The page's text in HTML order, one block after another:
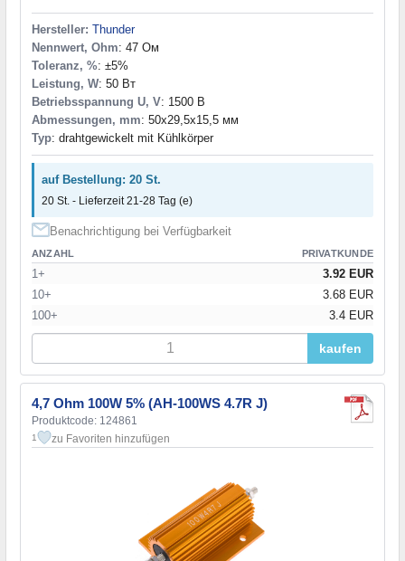
Hersteller: Thunder
Nennwert, Ohm: 47 Ом
Toleranz, %: ±5%
Leistung, W: 50 Вт
Betriebsspannung U, V: 1500 В
Abmessungen, mm: 50x29,5x15,5 мм
Typ: drahtgewickelt mit Kühlkörper
auf Bestellung: 20 St.
20 St. - Lieferzeit 21-28 Tag (e)
Benachrichtigung bei Verfügbarkeit
ANZAHL PRIVATKUNDE
1+
3.92 EUR
10+
3.68 EUR
100+
3.4 EUR
kaufen
4,7 Ohm 100W 5% (AH-100WS 4.7R J)
Produktcode: 124861
1 zu Favoriten hinzufügen